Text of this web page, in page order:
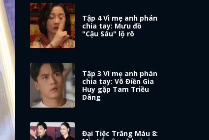
Tập 4 Vì mẹ anh phán
chia tay: Mưu đồ
"Cậu Sáu" lộ rõ
Tập 3 Vì mẹ anh phán
chia tay: Võ Điền Gia
Huy gặp Tam Triều
Dâng
Đại Tiệc Trăng Máu 8: